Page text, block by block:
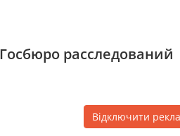
расследований
Відключити